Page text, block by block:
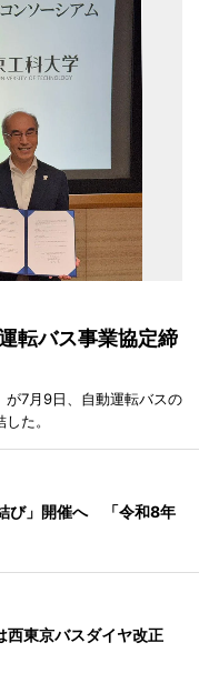
転バス事業協定締
が7月9日、自動運転バスの
た。
び」開催へ 「令和8年
西東京バスダイヤ改正